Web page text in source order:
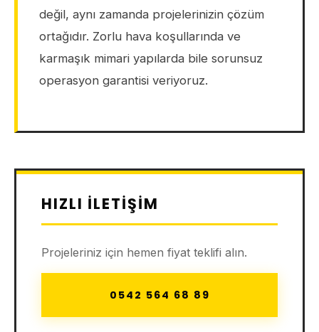
değil, aynı zamanda projelerinizin çözüm
ortağıdır. Zorlu hava koşullarında ve
karmaşık mimari yapılarda bile sorunsuz
operasyon garantisi veriyoruz.
HIZLI İLETIŞIM
Projeleriniz için hemen fiyat teklifi alın.
0542 564 68 89